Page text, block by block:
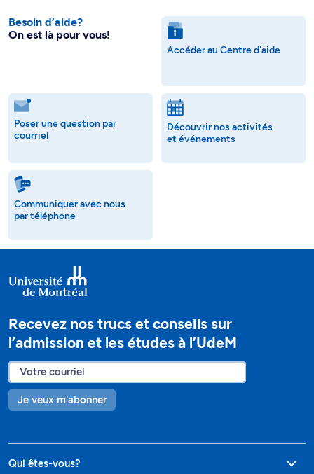
Besoin d’aide?
On est là pour vous!
Accéder au Centre d'aide
Poser une question par
courriel
Découvrir nos activités
et événements
Communiquer avec nous
par téléphone
Recevez nos trucs et conseils sur
l’admission et les études à l’UdeM
Je veux m'abonner
Qui êtes-vous?